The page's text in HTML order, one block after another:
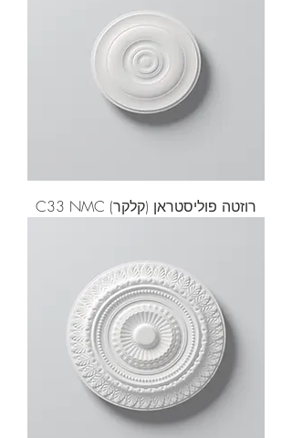
רוזטה פוליסטראן (קלקר) C33 NMC